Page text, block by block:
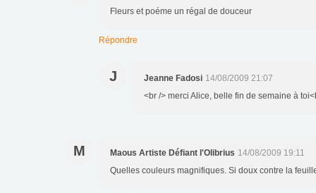
Fleurs et poéme un régal de douceur
Répondre
J Jeanne Fadosi 14/08/2009 21:07
<br /> merci Alice, belle fin de semaine à
M Maous Artiste Défiant l'Olibrius 14/08/2009 19:11
Quelles couleurs magnifiques. Si doux contre la